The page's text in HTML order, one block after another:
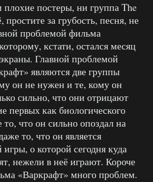
постеры, ни группаThe
простите за грубость, песня, не
проблемой фильма
кстати, остался месяц
Главной проблемой
являются две группы
он не нужен и те, кому он
сильно, что они отрицают
первых как биологического
что он сильно опоздал на
то, что он является
игры, о которой сегодня куда
нежели в неё играют. Короче
«Варкрафт» много проблем.